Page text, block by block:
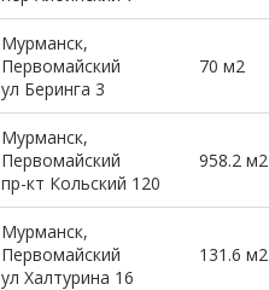
Мурманск,
Первомайский
ул Беринга 3
70 м2
Мурманск,
Первомайский
пр-кт Кольский 120
958.2 м2
Мурманск,
Первомайский
ул Халтурина 16
131.6 м2